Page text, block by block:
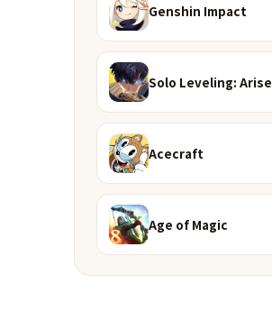
Genshin Impact
Solo Leveling: Arise
Acecraft
Age of Magic